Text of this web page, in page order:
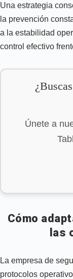
Una estrategia
la prevención
a la estabilidad
control efectivo
Únete a
Cómo
las
La empresa de
protocolos